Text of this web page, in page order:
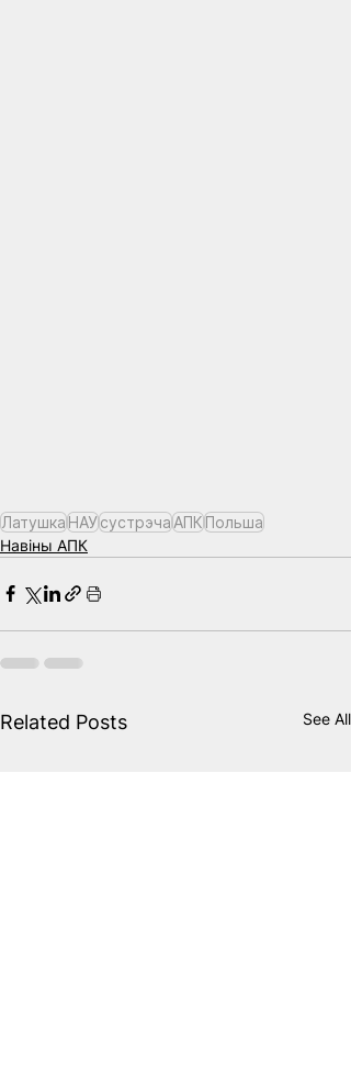
ЛатушкаНАУсустрэчаАПКПольша
Навіны АПК
Related Posts See All